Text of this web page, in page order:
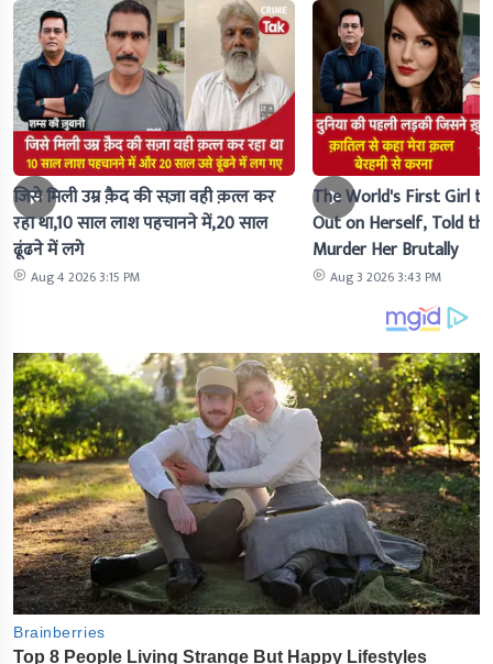
जिसे मिली उम्र क़ैद की सज़ा वही क़त्ल कर
रहा था,10 साल लाश पहचानने में,20 साल
ढूंढने में लगे
Aug 4 2026 3:15 PM
The World's First Girl
Out on Herself, Told
Murder Her Brutally
Aug 3 2026 3:43 PM